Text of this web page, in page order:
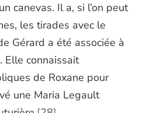
canevas. Il a, si l’on peut
les tirades avec le
Gérard a été associée à
Elle connaissait
de Roxane pour
une Maria Legault